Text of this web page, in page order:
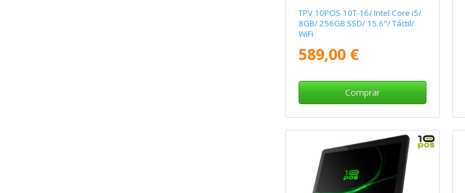
TPV 10POS 10T-16/ Intel Core i5/
8GB/ 256GB SSD/ 15.6"/ Táctil/
WiFi
589,00 €
Comprar